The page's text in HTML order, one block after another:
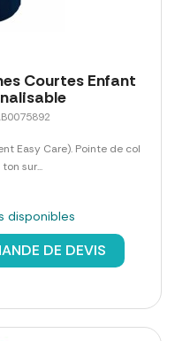
Courtes Enfant
Easy Care). Pointe de col
sur...
disponibles
DE DEVIS